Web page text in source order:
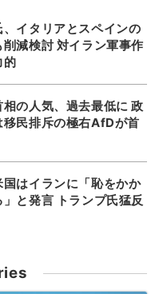
、イタリアとスペインの
減検討 対イラン軍事作
的
相の人気、過去最低に 政
移民排斥の極右AfDが首
国はイランに「恥をかか
」と発言 トランプ氏猛反